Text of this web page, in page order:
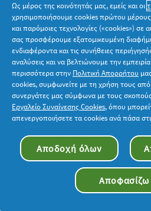
Ως μέρος της κοινότητάς μας, εμείς και οι
χρησιμοποιήσουμε cookies πρώτου
και παρόμοιες τεχνολογίες («cookies») σε
σας προσφέρουμε εξατομικευμένη
ενδιαφέροντα και τις συνήθειες
αναλύσεις και να βελτιώνουμε την
περισσότερα στην Πολιτική Απορρήτου
cookies, συμφωνείτε με τη χρήση τους από
συνεργάτες μας σύμφωνα με τους
Εργαλείο Συναίνεσης Cookies, όπου
απενεργοποιήσετε τα cookies ανά πάσα
Αποδοχή όλων
Αποφασίζω